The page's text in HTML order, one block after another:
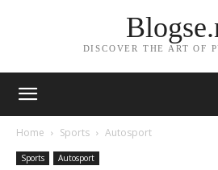
DISCOVER THE ART OF
Home Sports Autosport
Sports Autosport